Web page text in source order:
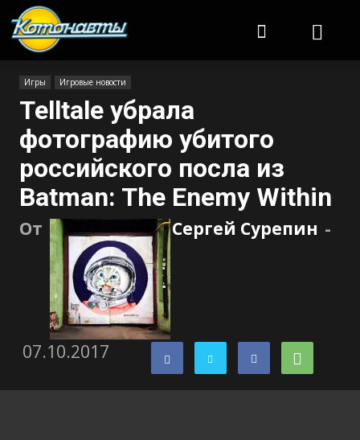
Игры Игровые новости
Telltale убрала
фотографию убитого
российского посла из
Batman: The Enemy Within
От Сергей Сурепин -
07.10.2017